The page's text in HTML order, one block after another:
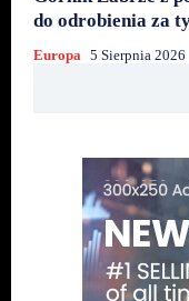
do odrobienia za
Europa 5 Sierpnia 2026